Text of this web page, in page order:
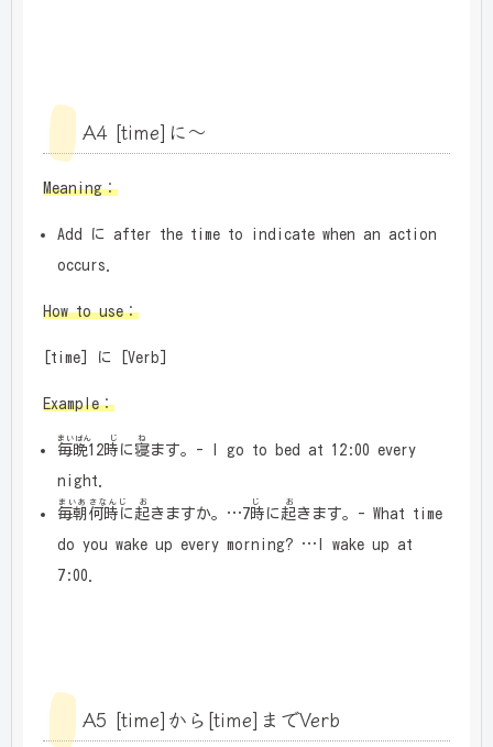
A4 [time]に～
Meaning：
Add に after the time to indicate when an action
occurs.
How to use：
[time] に [Verb]
Example：
毎晩12時
まいばん じ
に寝
ね
ます。- I go to bed at 12:00 every
night.
毎朝何時に起
まいあさなんじ お
きますか。…7時に起
じ お
きます。- What time
do you wake up every morning? …I wake up at
7:00.
A5 [time]から[time]までVerb